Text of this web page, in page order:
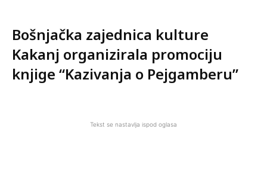
Bošnjačka zajednica kulture
Kakanj organizirala promociju
knjige “Kazivanja o Pejgamberu”
Tekst se nastavlja ispod oglasa